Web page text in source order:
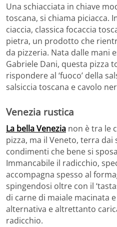
Una schiacciata in chiave
toscana, si chiama piciacca.
ciaccia, classica focaccia
pietra, un prodotto che
da pizzeria. Nata dalle mani
Gabriele Dani, questa pizza
rispondere al ‘fuoco’ della
salsiccia toscana e cavolo
Venezia rustica
La bella Venezia non è tra le
pizza, ma il Veneto, terra
condimenti che bene si
Immancabile il radicchio,
accompagna spesso al
spingendosi oltre con il
di carne di maiale macinata
alternativa e altrettanto
radicchio.